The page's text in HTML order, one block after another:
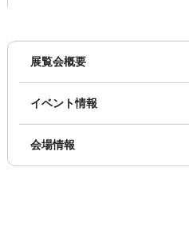
展覧会概要
イベント情報
会場情報